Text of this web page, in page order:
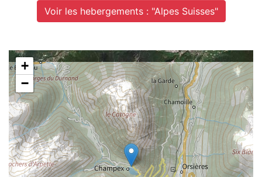
Voir les hebergements : "Alpes Suisses"
+
−